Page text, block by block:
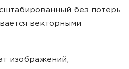
без потерь
векторными
изображений,